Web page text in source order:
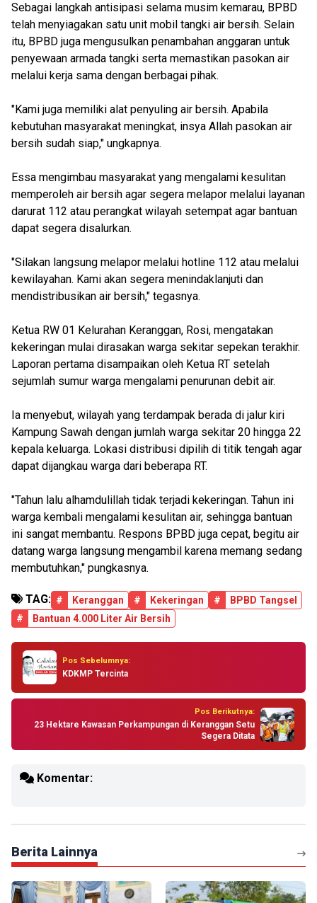
Sebagai langkah antisipasi selama musim kemarau, BPBD
telah menyiagakan satu unit mobil tangki air bersih. Selain
itu, BPBD juga mengusulkan penambahan anggaran untuk
penyewaan armada tangki serta memastikan pasokan air
melalui kerja sama dengan berbagai pihak.
"Kami juga memiliki alat penyuling air bersih. Apabila
kebutuhan masyarakat meningkat, insya Allah pasokan air
bersih sudah siap," ungkapnya.
Essa mengimbau masyarakat yang mengalami kesulitan
memperoleh air bersih agar segera melapor melalui layanan
darurat 112 atau perangkat wilayah setempat agar bantuan
dapat segera disalurkan.
"Silakan langsung melapor melalui hotline 112 atau melalui
kewilayahan. Kami akan segera menindaklanjuti dan
mendistribusikan air bersih," tegasnya.
Ketua RW 01 Kelurahan Keranggan, Rosi, mengatakan
kekeringan mulai dirasakan warga sekitar sepekan terakhir.
Laporan pertama disampaikan oleh Ketua RT setelah
sejumlah sumur warga mengalami penurunan debit air.
Ia menyebut, wilayah yang terdampak berada di jalur kiri
Kampung Sawah dengan jumlah warga sekitar 20 hingga 22
kepala keluarga. Lokasi distribusi dipilih di titik tengah agar
dapat dijangkau warga dari beberapa RT.
"Tahun lalu alhamdulillah tidak terjadi kekeringan. Tahun ini
warga kembali mengalami kesulitan air, sehingga bantuan
ini sangat membantu. Respons BPBD juga cepat, begitu air
datang warga langsung mengambil karena memang sedang
membutuhkan," pungkasnya.
TAG: # Keranggan # Kekeringan #
BPBD Tangsel
#
Bantuan 4.000 Liter Air Bersih
Pos Sebelumnya:
KDKMP Tercinta
Pos Berikutnya:
23 Hektare Kawasan Perkampungan di Keranggan Setu
Segera Ditata
Komentar:
Berita Lainnya